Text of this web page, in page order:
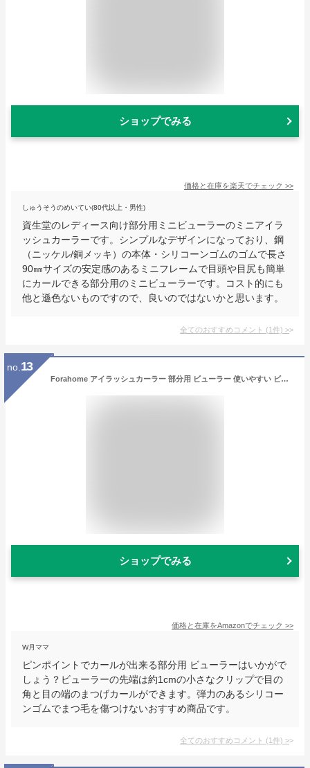
ショップでみる
価格と在庫を楽天でチェック >>
しゅうそうのめいてい(80代以上・男性)
資生堂のレディース向け部分用ミニビューラーのミニアイラ
ッシュカーラーです。シンプルなデザインになっており、鋼
（ニッケル/銅メッキ）の本体・シリコーンゴムのゴムで長さ
90㎜サイズの安定感のあるミニフレームで目頭や目尻も簡単
にカールできる部分用のミニビューラーです。コスト的にも
他と遜色ないものですので、良いのではないかと思います。
全てのおすすめコメント (1件) >
no. 13
Forahome アイラッシュカーラー 部分用 ビューラー 使いやすい ビューラー しっかりカール ナチュラルなカーブ メイク用品 ステンレス製 耐用性 持ち運び便利 (シルバー)
ショップでみる
価格と在庫をAmazonでチェック >>
W月ママ
ピンポイントでカールが出来る部分用 ビューラーはいかがで
しょう？ビューラーの先端は約1cmの小さなクリップで目の
角と目の端のまつげカールができます。弾力のあるシリコー
ンゴムでまつ毛を傷つけないおすすめ商品です。
全てのおすすめコメント (1件) >